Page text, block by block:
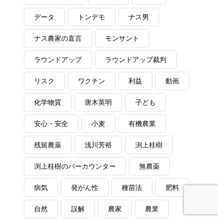
データ トンデモ ナス男
ナス農家の直言 モンサント
ラウンドアップ ラウンドアップ裁判
リスク ワクチン 利益 動画
化学物質 唐木英明 子ども
安心・安全 小麦 有機農業
残留農薬 浅川芳裕 渕上桂樹
渕上桂樹のバーカウンター 無農薬
病気 発がん性 種苗法 肥料
自然 誤解 農家 農業